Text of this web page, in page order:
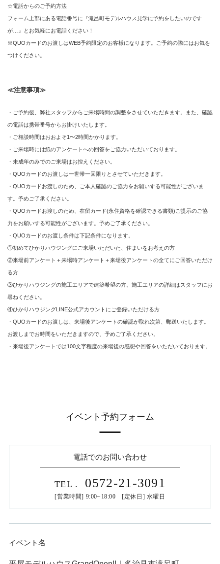
☆電話からのご予約方法
フォーム上部にある電話番号に『滝呂町モデルハウス見学に予約をしたいのです
が…』とお気軽にお電話ください！
※QUOカードのお渡しはWEB予約限定のお客様になります。ご予約の際にはお気を
つけください。
≪注意事項≫
・ご予約後、弊社スタッフからご来場時間の調整をさせていただきます。また、確認
の電話は携帯番号からお掛けいたします。
・ご相談時間はおおよそ1〜2時間かかります。
・ご来場時には紙のアンケートへの回答をご協力いただいております。
・未成年のみでのご来場はお控えください。
・QUOカードのお渡しは一世帯一回限りとさせていただきます。
・QUOカードお渡しのため、ご本人確認のご協力をお願いする可能性がございま
す。予めご了承ください。
・QUOカードお渡しのため、在留カード(永住資格を確認できる書類)ご提示のご協
力をお願いする可能性がございます。予めご了承ください。
・QUOカードのお渡し条件は下記条件になります。
①初めてひかりハウジングにご来場いただいた、住まいをお考えの方
②来場前アンケート＋来場時アンケート＋来場後アンケートの全てにご回答いただけ
る方
③ひかりハウジングの施工エリアで建築希望の方。施工エリアの詳細はスタッフにお
尋ねください。
④ひかりハウジングLINE公式アカウントにご登録いただける方
・QUOカードのお渡しは、来場後アンケートの確認が取れ次第、郵送いたします。
お渡しまでお時間をいただきますので、予めご了承ください。
・来場後アンケートでは100文字程度の来場後の感想や回答をいただいております。
イベント予約フォーム
電話でのお問い合わせ
TEL . 0572-21-3091
[営業時間] 9:00~18:00 [定休日] 水曜日
イベント名